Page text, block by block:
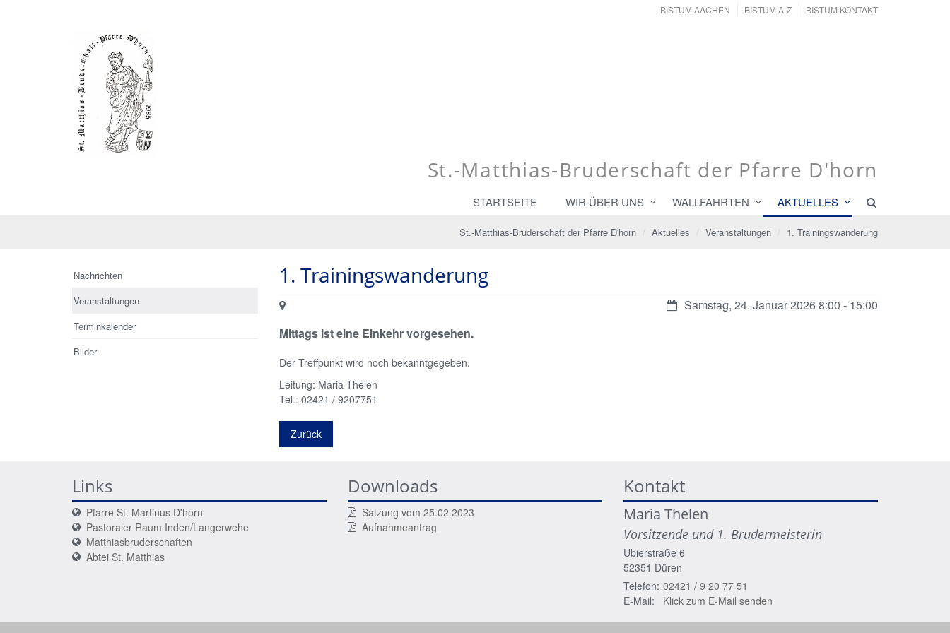
BISTUM AACHEN BISTUM A-Z BISTUM KONTAKT
St.-Matthias-Bruderschaft der Pfarre D'horn
STARTSEITE WIR ÜBER UNS WALLFAHRTEN AKTUELLES
St.-Matthias-Bruderschaft der Pfarre D'horn Aktuelles Veranstaltungen 1. Trainingswanderung
1. Trainingswanderung
Datum:Samstag, 24. Januar 2026 8:00 - 15:00
Ort:
Mittags ist eine Einkehr vorgesehen.
Der Treffpunkt wird noch bekanntgegeben.
Leitung: Maria Thelen
Tel.: 02421 / 9207751
Zurück
Nachrichten
Veranstaltungen
Terminkalender
Bilder
Links
Pfarre St. Martinus D'horn
Pastoraler Raum Inden/Langerwehe
Matthiasbruderschaften
Abtei St. Matthias
Downloads
Satzung vom 25.02.2023
Aufnahmeantrag
Kontakt
Maria Thelen
Vorsitzende und 1. Brudermeisterin
Ubierstraße 6
52351 Düren
Telefon: 02421 / 9 20 77 51
E-Mail:
Klick zum E-Mail senden